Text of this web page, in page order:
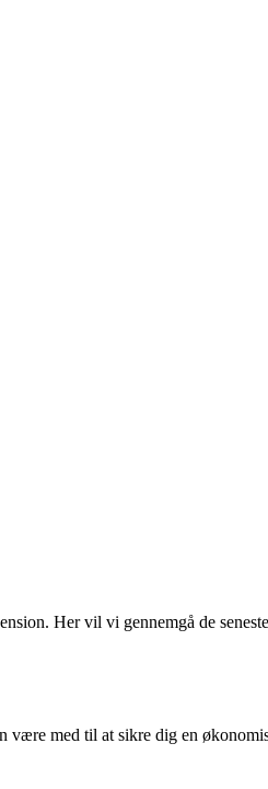
Her vil vi gennemgå de
med til at sikre dig en